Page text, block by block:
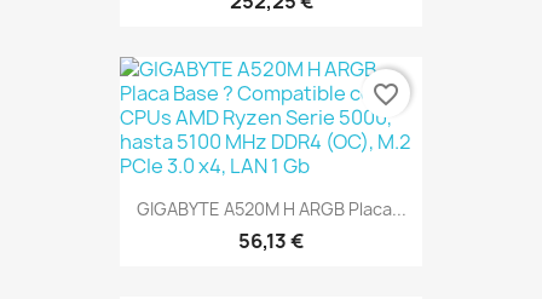
GIGABYTE A520M H ARGB Placa...
56,13 €
favorite_border